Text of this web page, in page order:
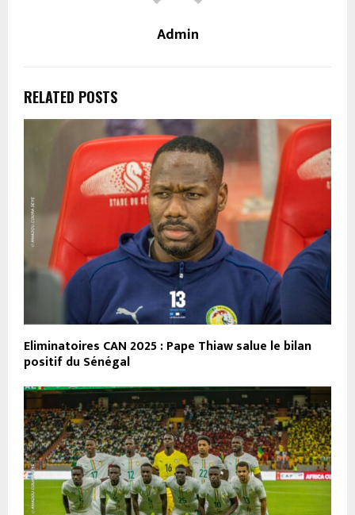
Admin
RELATED POSTS
Eliminatoires CAN 2025 : Pape Thiaw salue le bilan
positif du Sénégal